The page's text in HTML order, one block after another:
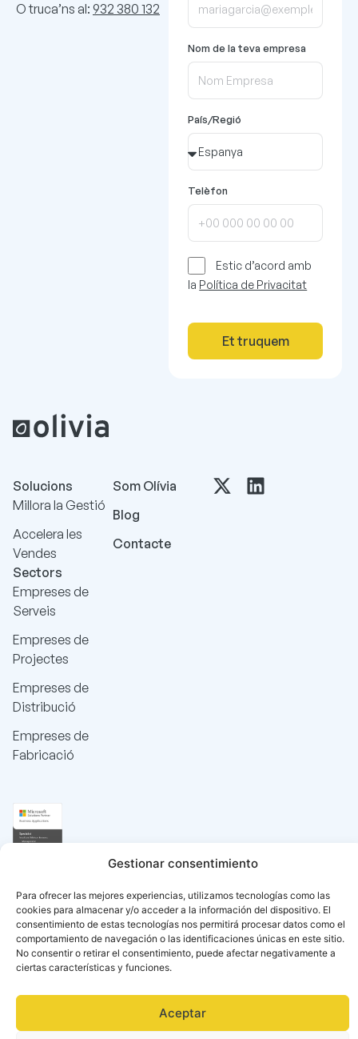
Gestionar consentimiento
Para ofrecer las mejores experiencias, utilizamos tecnologías como las
cookies para almacenar y/o acceder a la información del dispositivo. El
consentimiento de estas tecnologías nos permitirá procesar datos como el
comportamiento de navegación o las identificaciones únicas en este sitio.
No consentir o retirar el consentimiento, puede afectar negativamente a
ciertas características y funciones.
Aceptar
O truca’ns al: 932 380 132
Nom de la teva empresa
País/Regió
Telèfon
Estic d’acord amb
la Política de Privacitat
Et truquem
Solucions
Millora la Gestió
Accelera les
Vendes
Sectors
Empreses de
Serveis
Empreses de
Projectes
Empreses de
Distribució
Empreses de
Fabricació
Som Olívia
Blog
Contacte
Español